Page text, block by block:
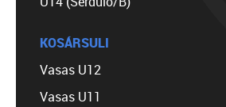
KOSÁRSULI
Vasas U12
Vasas U11